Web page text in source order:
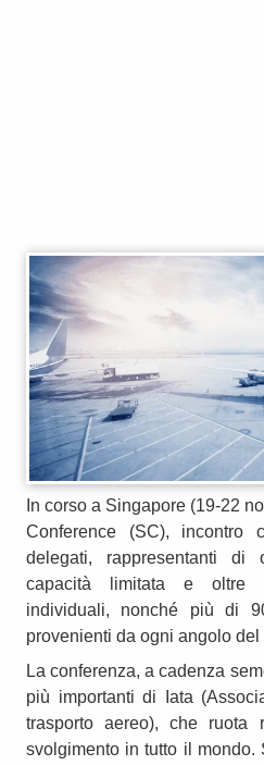
In corso a Singapore (19-22
Conference (SC), incontro
delegati, rappresentanti di
capacità limitata e oltre
individuali, nonché più di
provenienti da ogni angolo del
La conferenza, a cadenza
più importanti di Iata
trasporto aereo), che ruota
svolgimento in tutto il